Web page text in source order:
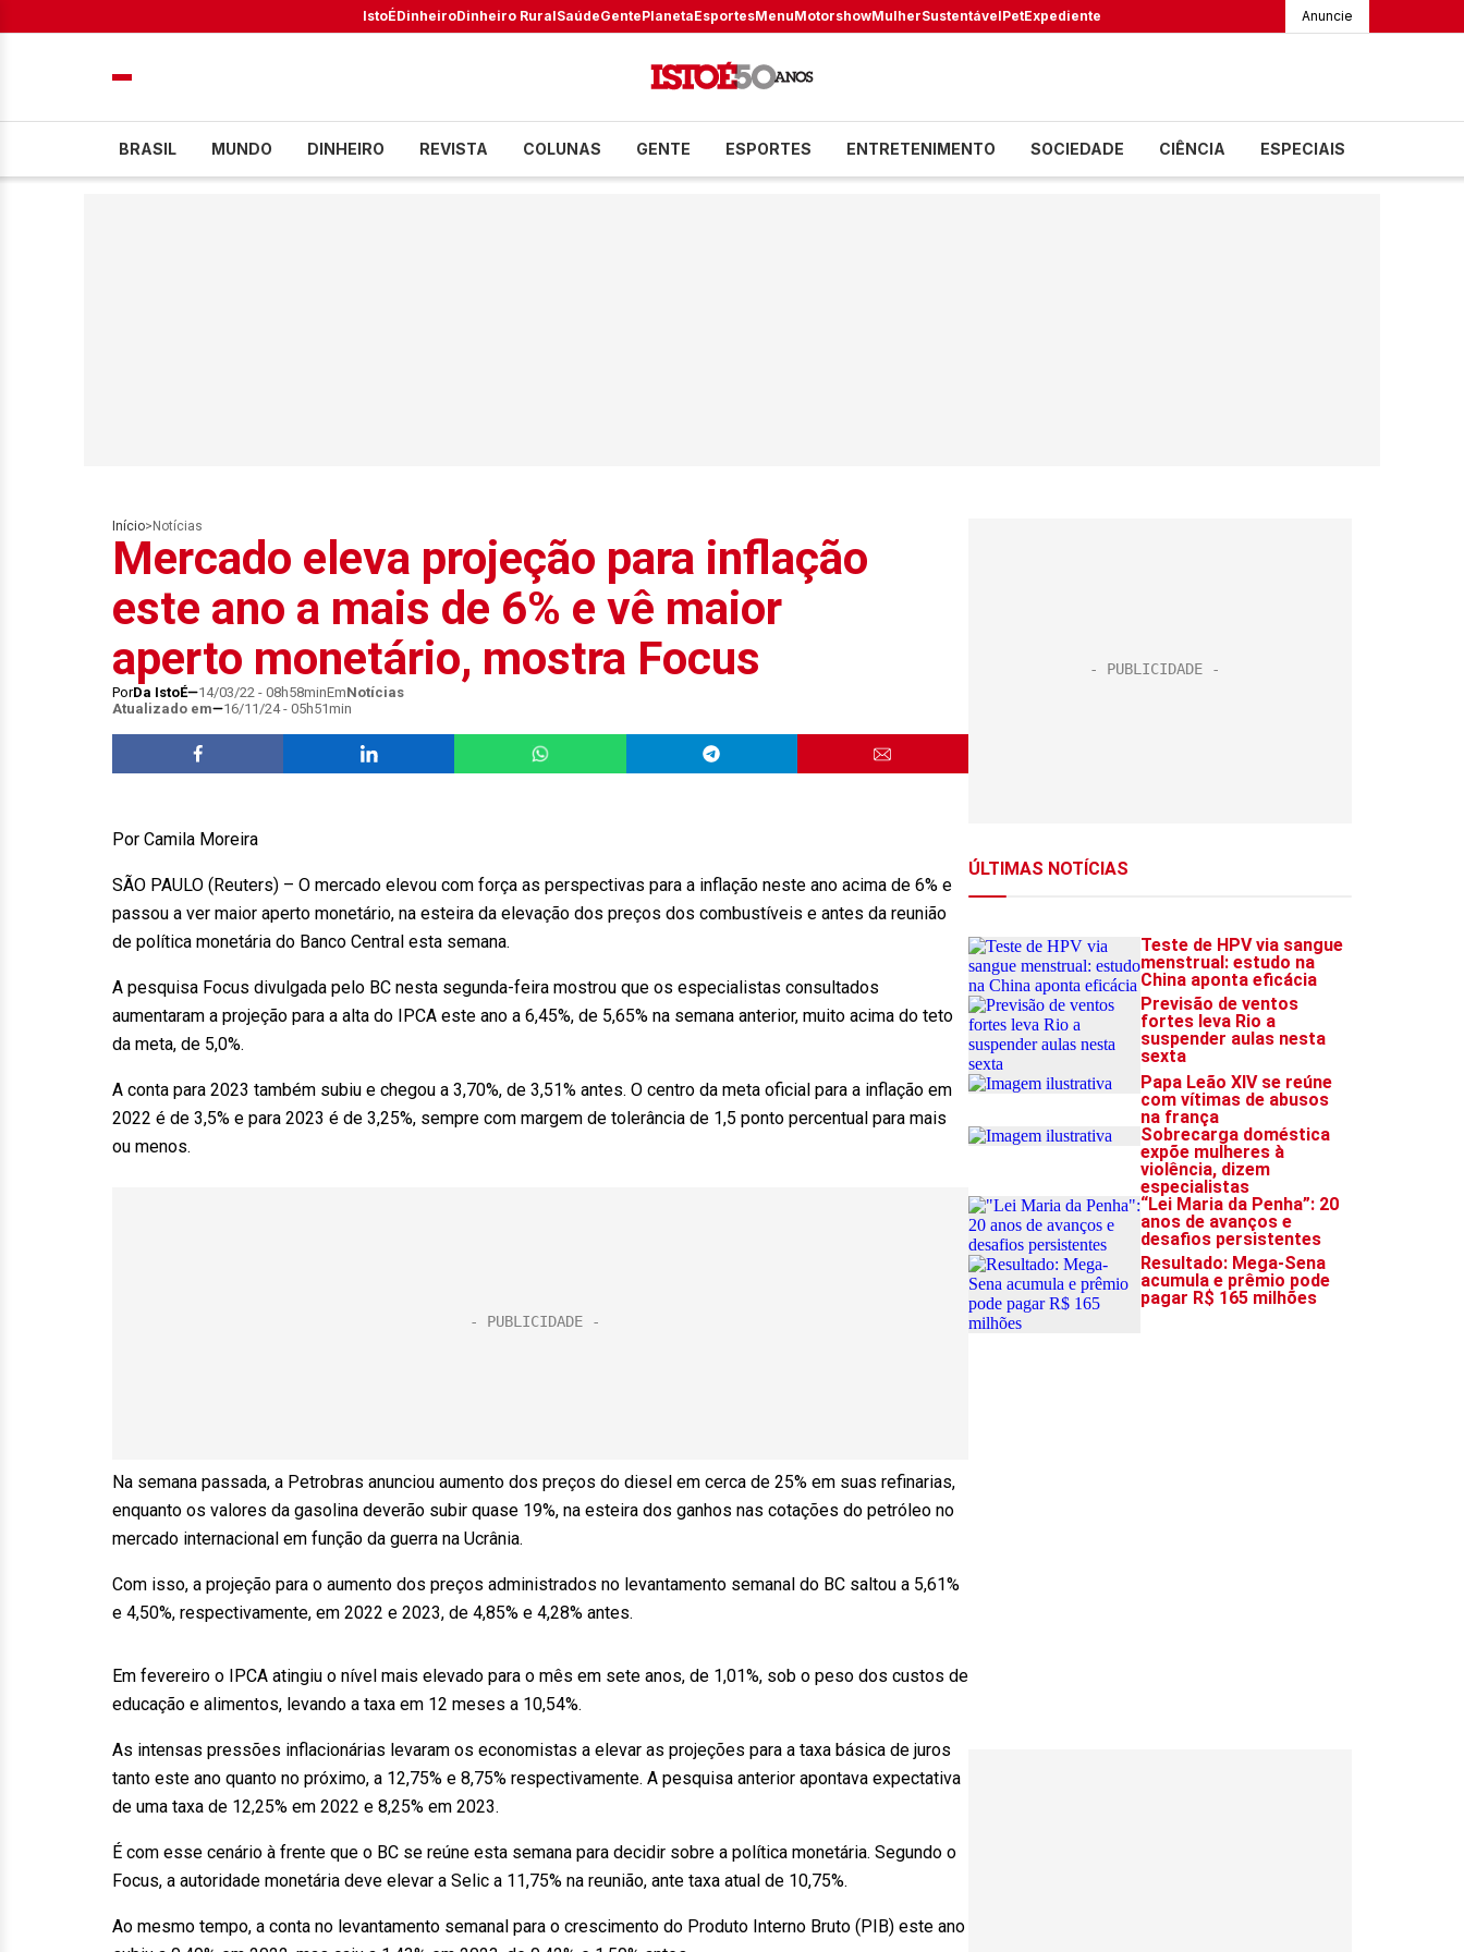
IstoÉDinheiroDinheiro RuralSaúdeGentePlanetaEsportesMenuMotorshowMulherSustentávelPetExpediente Anuncie
BRASIL MUNDO DINHEIRO REVISTA COLUNAS GENTE ESPORTES ENTRETENIMENTO SOCIEDADE CIÊNCIA ESPECIAIS
Início> Notícias
Mercado eleva projeção para inflação
este ano a mais de 6% e vê maior
aperto monetário, mostra Focus
PorDa IstoÉ 14/03/22 - 08h58minEmNotícias
Atualizado em
16/11/24 - 05h51min
Por Camila Moreira
SÃO PAULO (Reuters) – O mercado elevou com força as perspectivas para a inflação neste ano acima de 6% e
passou a ver maior aperto monetário, na esteira da elevação dos preços dos combustíveis e antes da reunião
de política monetária do Banco Central esta semana.
A pesquisa Focus divulgada pelo BC nesta segunda-feira mostrou que os especialistas consultados
aumentaram a projeção para a alta do IPCA este ano a 6,45%, de 5,65% na semana anterior, muito acima do teto
da meta, de 5,0%.
A conta para 2023 também subiu e chegou a 3,70%, de 3,51% antes. O centro da meta oficial para a inflação em
2022 é de 3,5% e para 2023 é de 3,25%, sempre com margem de tolerância de 1,5 ponto percentual para mais
ou menos.
Na semana passada, a Petrobras anunciou aumento dos preços do diesel em cerca de 25% em suas refinarias,
enquanto os valores da gasolina deverão subir quase 19%, na esteira dos ganhos nas cotações do petróleo no
mercado internacional em função da guerra na Ucrânia.
Com isso, a projeção para o aumento dos preços administrados no levantamento semanal do BC saltou a 5,61%
e 4,50%, respectivamente, em 2022 e 2023, de 4,85% e 4,28% antes.
Em fevereiro o IPCA atingiu o nível mais elevado para o mês em sete anos, de 1,01%, sob o peso dos custos de
educação e alimentos, levando a taxa em 12 meses a 10,54%.
As intensas pressões inflacionárias levaram os economistas a elevar as projeções para a taxa básica de juros
tanto este ano quanto no próximo, a 12,75% e 8,75% respectivamente. A pesquisa anterior apontava expectativa
de uma taxa de 12,25% em 2022 e 8,25% em 2023.
É com esse cenário à frente que o BC se reúne esta semana para decidir sobre a política monetária. Segundo o
Focus, a autoridade monetária deve elevar a Selic a 11,75% na reunião, ante taxa atual de 10,75%.
Ao mesmo tempo, a conta no levantamento semanal para o crescimento do Produto Interno Bruto (PIB) este ano